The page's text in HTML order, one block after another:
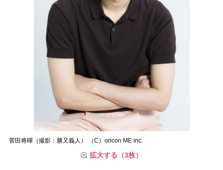
菅田将暉（撮影：勝又義人） （C）oricon ME inc.
拡大する（3枚）